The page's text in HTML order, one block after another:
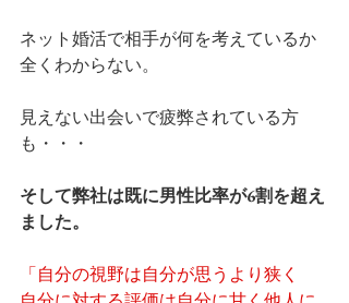
ネット婚活で相手が何を考えているか
全くわからない。
見えない出会いで疲弊されている方
も・・・
そして弊社は既に男性比率が6割を超え
ました。
「自分の視野は自分が思うより狭く